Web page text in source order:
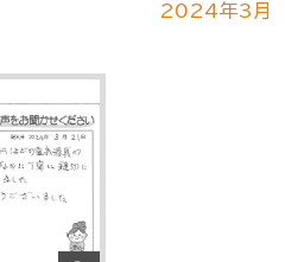
2024年3月